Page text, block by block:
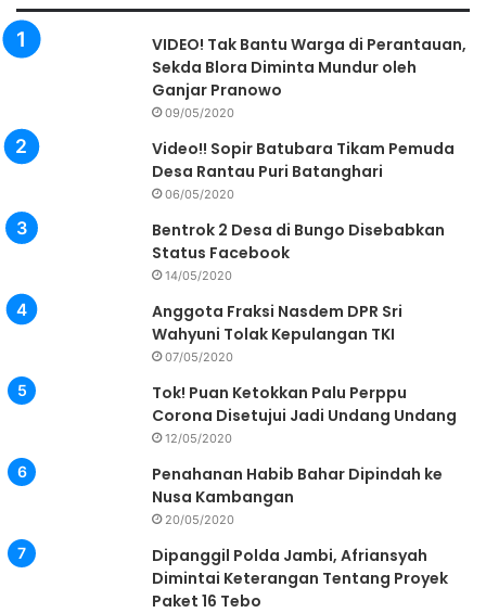
VIDEO! Tak Bantu Warga di Perantauan,
Sekda Blora Diminta Mundur oleh
Ganjar Pranowo
09/05/2020
Video!! Sopir Batubara Tikam Pemuda
Desa Rantau Puri Batanghari
06/05/2020
Bentrok 2 Desa di Bungo Disebabkan
Status Facebook
14/05/2020
Anggota Fraksi Nasdem DPR Sri
Wahyuni Tolak Kepulangan TKI
07/05/2020
Tok! Puan Ketokkan Palu Perppu
Corona Disetujui Jadi Undang Undang
12/05/2020
Penahanan Habib Bahar Dipindah ke
Nusa Kambangan
20/05/2020
Dipanggil Polda Jambi, Afriansyah
Dimintai Keterangan Tentang Proyek
Paket 16 Tebo